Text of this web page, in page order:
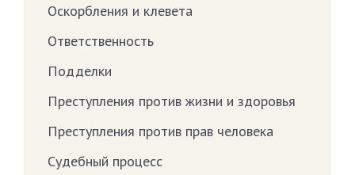
Оскорбления и клевета
Ответственность
Подделки
Преступления против жизни и здоровья
Преступления против прав человека
Судебный процесс